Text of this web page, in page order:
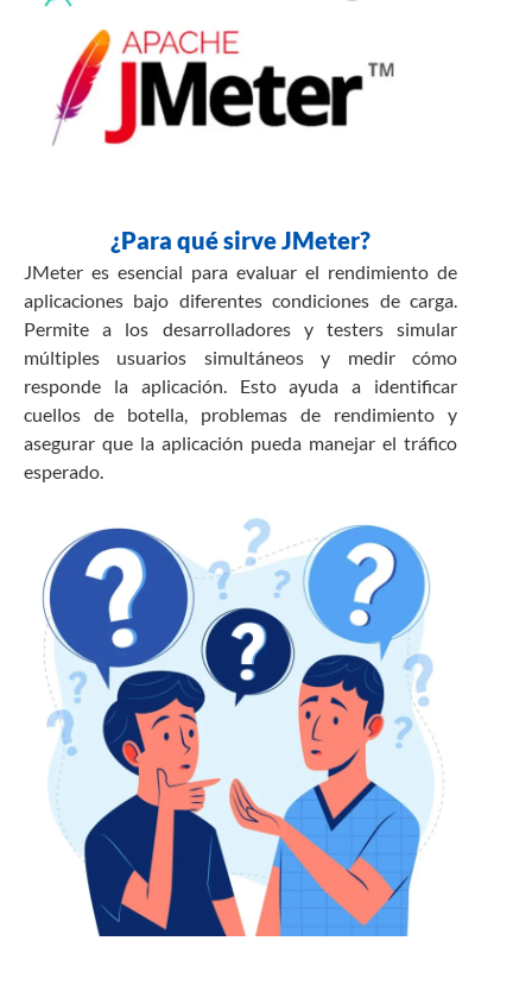
¿Para qué sirve JMeter?
JMeter es esencial para evaluar el rendimiento de
aplicaciones bajo diferentes condiciones de carga.
Permite a los desarrolladores y testers simular
múltiples usuarios simultáneos y medir cómo
responde la aplicación. Esto ayuda a identificar
cuellos de botella, problemas de rendimiento y
asegurar que la aplicación pueda manejar el tráfico
esperado.